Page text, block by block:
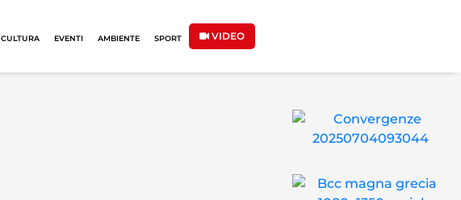
CULTURA EVENTI AMBIENTE SPORT VIDEO